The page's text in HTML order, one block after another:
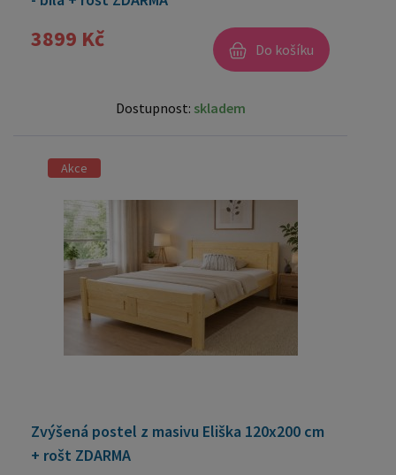
3899 Kč Do košíku
Dostupnost: skladem
Akce
Zvýšená postel z masivu Eliška 120x200 cm
+ rošt ZDARMA